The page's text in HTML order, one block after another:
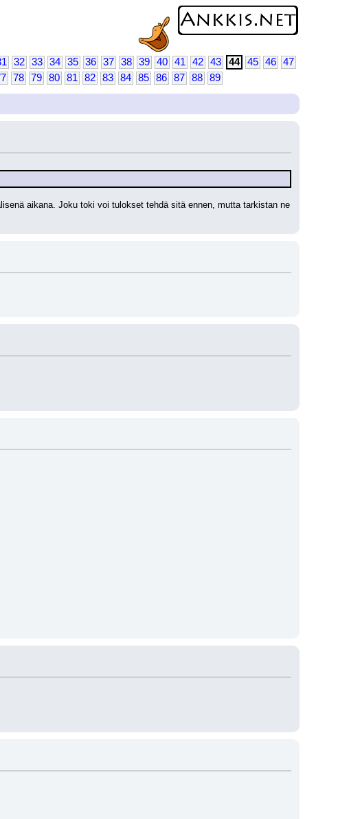
32 33 34 35 36 37 38 39 40 41 42 43 44 45 46
47
78 79 80 81 82 83 84 85 86 87 88 89
aikana. Joku toki voi tulokset tehdä sitä ennen, mutta tarkistan ne